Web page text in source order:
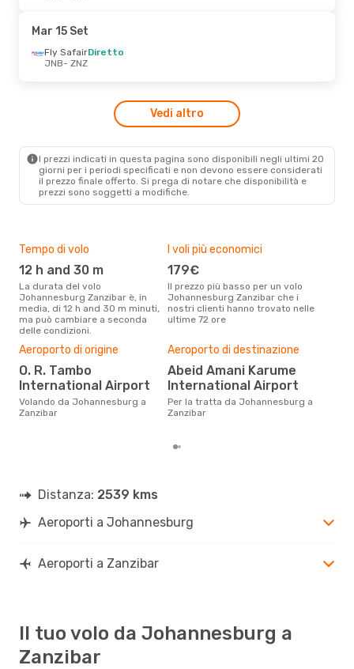
Mar 15 Set
Fly SafairDiretto
JNB- ZNZ
Vedi altro
I prezzi indicati in questa pagina sono disponibili negli ultimi 20
giorni per i periodi specificati e non devono essere considerati
il ​​prezzo finale offerto. Si prega di notare che disponibilità e
prezzi sono soggetti a modifiche.
Tempo di volo
12 h and 30 m
La durata del volo
Johannesburg Zanzibar è, in
media, di 12 h and 30 m minuti,
ma può cambiare a seconda
delle condizioni.
I voli più economici
179€
Il prezzo più basso per un volo
Johannesburg Zanzibar che i
nostri clienti hanno trovato nelle
ultime 72 ore
Aeroporto di origine
O. R. Tambo
International Airport
Volando da Johannesburg a
Zanzibar
Aeroporto di destinazione
Abeid Amani Karume
International Airport
Per la tratta da Johannesburg a
Zanzibar
Distanza: 2539 kms
Aeroporti a Johannesburg
Aeroporti a Zanzibar
Il tuo volo da Johannesburg a
Zanzibar